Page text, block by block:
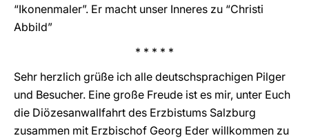
“Ikonenmaler”. Er macht unser Inneres zu “Christi
Abbild”
* * * * *
Sehr herzlich grüße ich alle deutschsprachigen Pilger
und Besucher. Eine große Freude ist es mir, unter Euch
die Diözesanwallfahrt des Erzbistums Salzburg
zusammen mit Erzbischof Georg Eder willkommen zu